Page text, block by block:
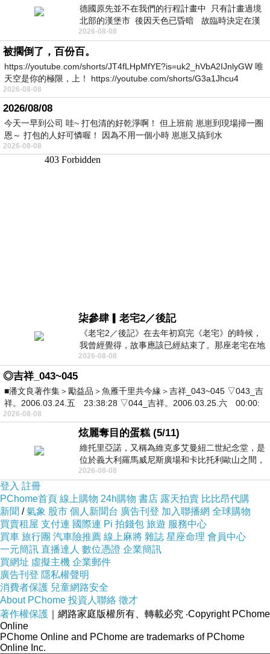
德國原先並不在我們的行程計畫中 只有計畫過境
北部的漢堡市 後因天色已昏暗 故臨時決定在漢
堡市吃晚餐和過夜
2026-08-08
被擱倒了，百份百。
https://youtube.com/shorts/JT4fLHpMfYE?is=uk2_hVbA2IJnlyGW 唯
天空是你的極限，上！ https://youtube.com/shorts/G3a1Jhcu4
2026-08-08
2026/08/08
今天一早到公司 哇~ 打包清的好乾淨啊！ 但上班前 崽崽到現場掃一圈
恩～ 打包的人好可憐喔！ 因為不用一個小時 崽崽又搞到水
2026-08-08
柒參肆▎老宅2／後記
《老宅2／後記》在去年初寫完《老宅》的時候，
我曾經覺得，故事應該已經結束了。那座老宅在地
震中倒塌，七個人終於離開那片黑暗，
2026-08-08
◎吉祥_043~045
■潘文良著作集＞勵益品＞魚雁千里共今緣＞吉祥_043~045 ▽043_吉
祥。2006.03.24.五 23:38:28 ▽044_吉祥。2006.03.25.六 00:00:
2026-08-08
炫麗奪目的蛋糕 (5/11)
維托里亞諾，又稱為維克多艾曼紐二世紀念堂，是
位於義大利羅馬威尼斯廣場和卡比托利歐山之間，
用以紀念統一義大利統一後的的第一位國
2026-08-08
登入 註冊
PChome首頁 線上購物 24h購物 書店 露天拍賣 比比昂代購
新聞 /氣象 股市 個人新聞台 廣告刊登 加入聯播網 全球購物
買賣租屋 支付連 國際連 Pi 拍錢包 旅遊 服務中心
買車 旅行團 汽車險推薦 線上麻將 雜誌 星座命理 會員中心
一元簡訊 直播達人 數位憑證 企業簡訊
買網址 虛擬主機 企業郵件
廣告刊登 隱私權聲明
消費者保護 兒童網路安全
About PChome 投資人聯絡 徵才
著作權保護 ｜網路家庭版權所有、轉載必究 ‧Copyright PChome
Online
PChome Online and PChome are trademarks of PChome
Online Inc.